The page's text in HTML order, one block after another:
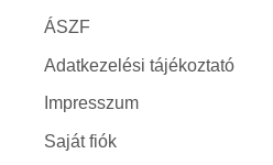
ÁSZF
Adatkezelési tájékoztató
Impresszum
Saját fiók